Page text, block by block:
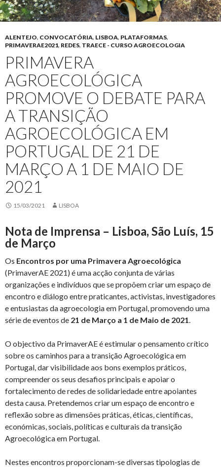
ALENTEJO, CONVOCATÓRIA, LISBOA, PLATAFORMAS,
PRIMAVERAE2021, REDES, TRAECE - CURSO AGROECOLOGIA
PRIMAVERA
AGROECOLÓGICA
PROMOVE O DEBATE PARA
A TRANSIÇÃO
AGROECOLÓGICA EM
PORTUGAL DE 21 DE
MARÇO A 1 DE MAIO DE
2021
15/03/2021 LISBOA
Nota de Imprensa – Lisboa, São Luís, 15
de Março
Os Encontros por uma Primavera Agroecológica
(PrimaverAE 2021) é uma acção conjunta de várias
organizações e indivíduos que se propõem criar um espaço de
encontro e diálogo entre praticantes, activistas, investigadores
e entusiastas da agroecologia em Portugal, promovendo uma
série de eventos de 21 de Março a 1 de Maio de 2021.
O objectivo da PrimaverAE é estimular o pensamento crítico
sobre os caminhos para a transição Agroecológica em
Portugal, dar visibilidade aos bons exemplos práticos,
compreender os seus desafios principais e apoiar o
fortalecimento de redes de solidariedade entre apoiantes
desta causa. Pretendemos criar um espaço de encontro e
reflexão sobre as dimensões práticas, éticas, científicas,
económicas, sociais, políticas e culturais da transição
Agroecológica em Portugal.
Nestes encontros proporcionam-se diversas tipologias de